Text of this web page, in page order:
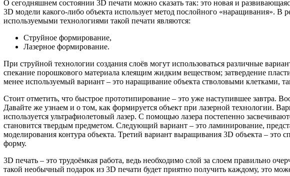
О сегодняшнем состоянии 3D печати можно сказать так: это новая и
3D модели какого-либо объекта использует метод послойного «наращивания».
используемыми технологиями такой печати являются:
Струйное формирование,
Лазерное формирование.
При струйной технологии создания слоёв могут использоваться различные
спекание порошкового материала клеящим жидким веществом; затвердение
менее используемый вариант – это наращивание объекта стволовыми клетками,
Стоит отметить, что быстрое прототипирование – это уже наступившее завтра.
Давайте же узнаем и о том, как формируется объект при лазерной технологии.
используется ультрафиолетовый лазер. С помощью лазера постепенно
становится твердым предметом. Следующий вариант – это ламинирование,
моделирования контура объекта. Третий вариант выращивания 3D объекта –
форму.
3D печать – это трудоёмкая работа, ведь необходимо слой за слоем правильно
такой необычный подарок из 3D печати будет приятно получить каждому, это